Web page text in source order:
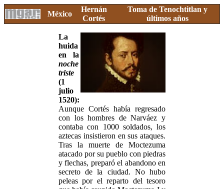
México
Hernán
Cortés
Toma de Tenochtitlan y
últimos años
La
huida
en la
noche
triste
(1
julio
1520):
Aunque Cortés había regresado
con los hombres de Narváez y
contaba con 1000 soldados, los
aztecas insistieron en sus ataques.
Tras la muerte de Moctezuma
atacado por su pueblo con piedras
y flechas, preparó el abandono en
secreto de la ciudad. No hubo
peleas por el reparto del tesoro